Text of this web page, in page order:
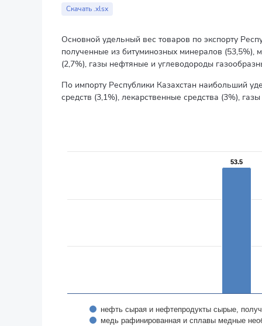
End of interactive chart.
Скачать .xlsx
Основной удельный вес товаров по экспорту
полученные из битуминозных минералов
(2,7%), газы нефтяные и углеводороды
По импорту Республики Казахстан наибольший
средств (3,1%), лекарственные средства (3%),
в процентах
53.5
53.5
нефть сырая и нефтепродукты сырые,
медь рафинированная и сплавы медные